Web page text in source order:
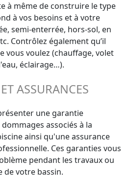
à même de construire le type
à vos besoins et à votre
semi-enterrée, hors-sol, en
Contrôlez également qu’il
vous voulez (chauffage, volet
éclairage…).
ASSURANCES
une garantie
associés à la
ainsi qu'une assurance
Ces garanties vous
pendant les travaux ou
de votre bassin.